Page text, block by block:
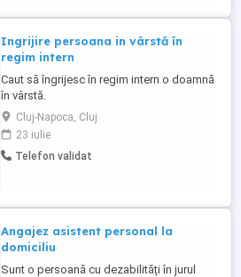
Ingrijire persoana in vârstă în
regim intern
Caut să îngrijesc în regim intern o doamnă
în vârstă.
Cluj-Napoca, Cluj
23 iulie
Telefon validat
Angajez asistent personal la
domiciliu
Sunt o persoană cu dezabilități în jurul